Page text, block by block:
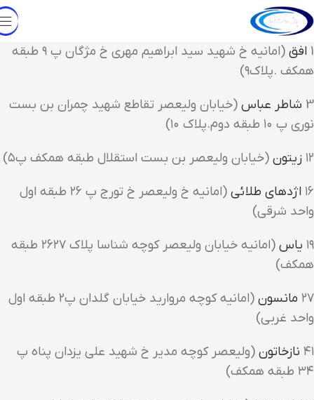
1 افق
(امانیه خ شهید سید ابراهیم مهری خ مژگان پ ۹ طبقه
همکف .پلاک۹)
3 شاطر عباس (خیابان ولیعصر تقاطع شهید چمران بن بست
نوری پ ۱۰ طبقه دوم.پلاک ۱۰)
۱۲ زیتون (خیابان ولیعصر بن بست استقلال طبقه همکف پ۵)
۱۶ اژدهای طلائی
(امانیه خ ولیعصر خ تورج پ ۲۶ طبقه اول
واحد شرقی)
۱۹ یاس
(امانیه خیابان ولیعصر کوچه شناسا پلاک ۲۶۲۷ طبقه
همکف)
۲۷ مانسون
(امانیه کوچه مروارید خیابان گلدان پ۲ طبقه اول
واحد غربی)
۴۱ نازخاتون (ولیعصر کوچه مدیر خ شهید علی یزدان پناه پ
۳۴ طبقه همکف)